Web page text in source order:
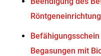
Begasungen mit